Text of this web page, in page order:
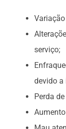
serviço;
devido a
Perda